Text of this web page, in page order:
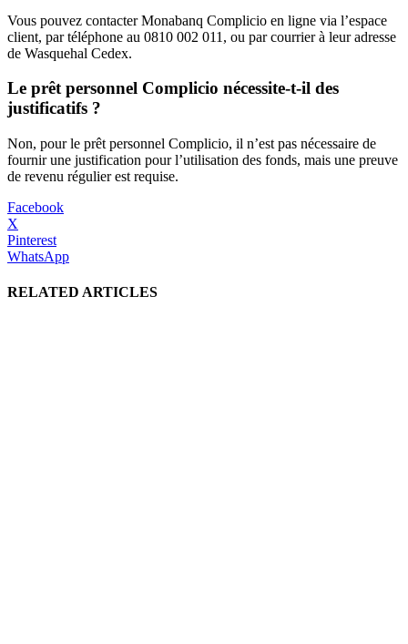
Vous pouvez contacter Monabanq Complicio en ligne via l’espace
client, par téléphone au 0810 002 011, ou par courrier à leur adresse
de Wasquehal Cedex.
Le prêt personnel Complicio nécessite-t-il des
justificatifs ?
Non, pour le prêt personnel Complicio, il n’est pas nécessaire de
fournir une justification pour l’utilisation des fonds, mais une preuve
de revenu régulier est requise.
Facebook
X
Pinterest
WhatsApp
RELATED ARTICLES